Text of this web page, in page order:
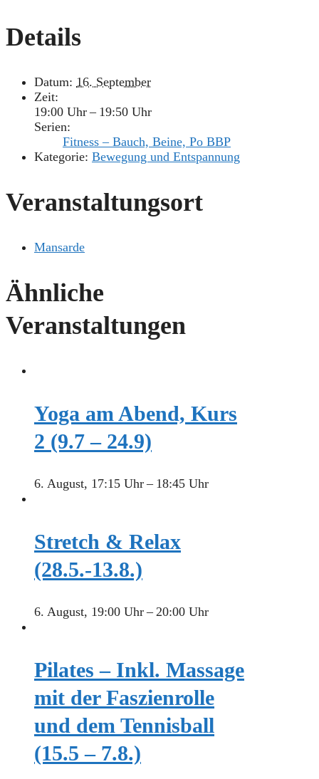
Details
Datum: 16. September
Zeit:
19:00 Uhr – 19:50 Uhr
Serien:
Fitness – Bauch, Beine, Po BBP
Kategorie: Bewegung und Entspannung
Veranstaltungsort
Mansarde
Ähnliche
Veranstaltungen
Yoga am Abend, Kurs
2 (9.7 – 24.9)
6. August, 17:15 Uhr– 18:45 Uhr
Stretch & Relax
(28.5.-13.8.)
6. August, 19:00 Uhr– 20:00 Uhr
Pilates – Inkl. Massage
mit der Faszienrolle
und dem Tennisball
(15.5 – 7.8.)